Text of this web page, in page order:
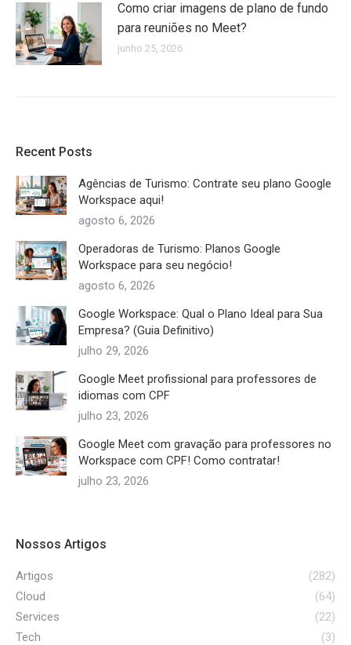
Como criar imagens de plano de fundo
para reuniões no Meet?
junho 25, 2026
Recent Posts
Agências de Turismo: Contrate seu plano Google
Workspace aqui!
agosto 6, 2026
Operadoras de Turismo: Planos Google
Workspace para seu negócio!
agosto 6, 2026
Google Workspace: Qual o Plano Ideal para Sua
Empresa? (Guia Definitivo)
julho 29, 2026
Google Meet profissional para professores de
idiomas com CPF
julho 23, 2026
Google Meet com gravação para professores no
Workspace com CPF! Como contratar!
julho 23, 2026
Nossos Artigos
Artigos
(282)
Cloud
(64)
Services
(22)
Tech
(3)